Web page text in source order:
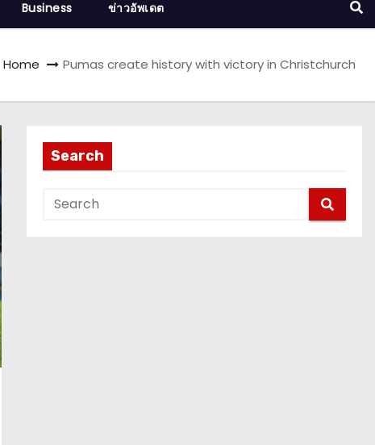
Business ข่าวอัพเดต
Home Pumas create history with victory in Christchurch
Search